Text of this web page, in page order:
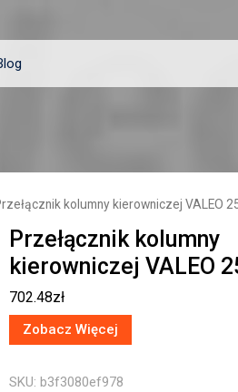
kolumny kierowniczej VALEO
Przełącznik kolumny
kierowniczej VALEO
702.48zł
Zobacz Więcej
SKU: b3f3080ef978